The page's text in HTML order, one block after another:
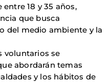
18 y 35 años,
que busca
del medio ambiente y la
voluntarios se
abordarán temas
y los hábitos de